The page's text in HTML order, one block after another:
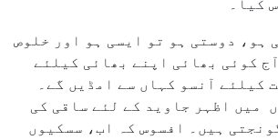
کیا۔
ہو، دوستی ہو تو ایسی ہو اور خلوص
کوئی بھائی اپنے بھائی کیلئے
کیلئے آنسو کہاں سے امڈیں گے۔
میں اظہر جاوید کے لئے ساقی کی
ہیں۔ افسوس کہ اب، سسکیوں